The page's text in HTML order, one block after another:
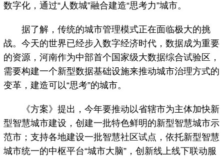
数字化，通过“人数城”融合建造“思考力”城市。
据了解，传统的城市管理模式正在面临极大的挑
战。今天的世界已经步入数字经济时代，数据成为重要
的资源，河南作为中部首个国家级大数据综合试验区，
需要构建一个新型数据基础设施来推动城市治理方式的
变革，建造可以“思考”的城市。
《方案》提出，今年要推动以省辖市为主体加快新
型智慧城市建设，创建一批特色鲜明的新型智慧城市示
范市；支持各地建设一批智慧社区试点，依托新型智慧
城市统一的中枢平台“城市大脑”，创新线上线下联动服